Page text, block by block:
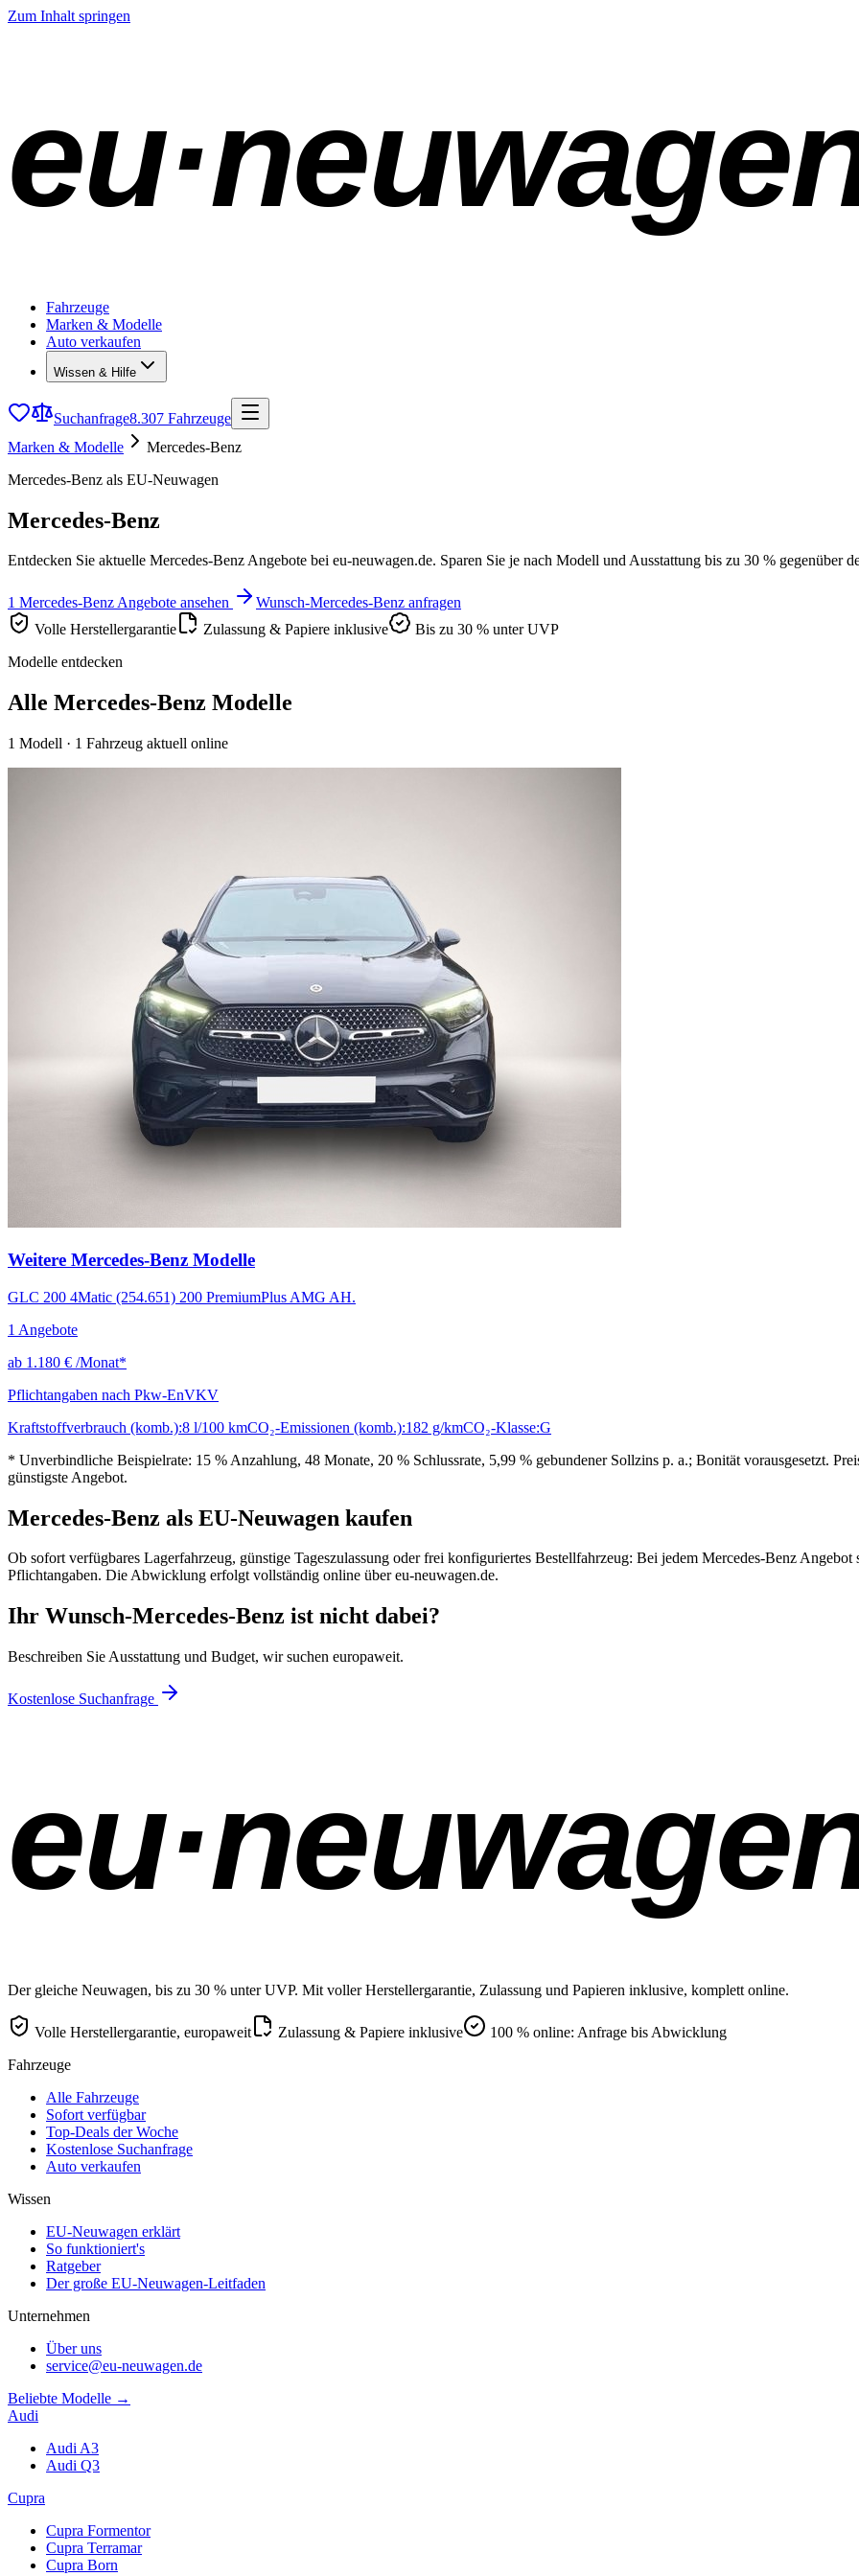
Zum Inhalt springen
Fahrzeuge
Marken & Modelle
Auto verkaufen
Wissen & Hilfe
Suchanfrage8.307 Fahrzeuge
Marken & Modelle
Mercedes-Benz
Mercedes-Benz als EU-Neuwagen
Mercedes-Benz
Entdecken Sie aktuelle Mercedes-Benz Angebote bei eu-neuwagen.de. Sparen Sie je nach Modell und Ausstattung bis zu 30 % gegenüber
1 Mercedes-Benz Angebote ansehen
Wunsch-Mercedes-Benz anfragen
Volle Herstellergarantie
Zulassung & Papiere inklusive
Bis zu 30 % unter UVP
Modelle entdecken
Alle Mercedes-Benz Modelle
1 Modell · 1 Fahrzeug aktuell online
Weitere Mercedes-Benz Modelle
GLC 200 4Matic (254.651) 200 PremiumPlus AMG AH.
1 Angebote
ab 1.180 € /Monat*
Pflichtangaben nach Pkw-EnVKV
Kraftstoffverbrauch (komb.):8 l/100 kmCO₂-Emissionen (komb.):182 g/kmCO₂-Klasse:G
* Unverbindliche Beispielrate: 15 % Anzahlung, 48 Monate, 20 % Schlussrate, 5,99 % gebundener Sollzins p. a.; Bonität vorausgesetzt.
günstigste Angebot.
Mercedes-Benz als EU-Neuwagen kaufen
Ob sofort verfügbares Lagerfahrzeug, günstige Tageszulassung oder frei konfiguriertes Bestellfahrzeug: Bei jedem Mercedes-Benz
Pflichtangaben. Die Abwicklung erfolgt vollständig online über eu-neuwagen.de.
Ihr Wunsch-Mercedes-Benz ist nicht dabei?
Beschreiben Sie Ausstattung und Budget, wir suchen europaweit.
Kostenlose Suchanfrage
Der gleiche Neuwagen, bis zu 30 % unter UVP. Mit voller Herstellergarantie, Zulassung und Papieren inklusive, komplett online.
Volle Herstellergarantie, europaweit Zulassung & Papiere inklusive
100 % online: Anfrage bis Abwicklung
Fahrzeuge
Alle Fahrzeuge
Sofort verfügbar
Top-Deals der Woche
Kostenlose Suchanfrage
Auto verkaufen
Wissen
EU-Neuwagen erklärt
So funktioniert's
Ratgeber
Der große EU-Neuwagen-Leitfaden
Unternehmen
Über uns
service@eu-neuwagen.de
Beliebte Modelle →
Audi
Audi A3
Audi Q3
Cupra
Cupra Formentor
Cupra Terramar
Cupra Born